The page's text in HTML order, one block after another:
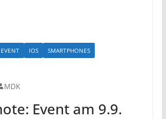
EVENT IOS
SMARTPHONES
MDK
Event am 9.9.